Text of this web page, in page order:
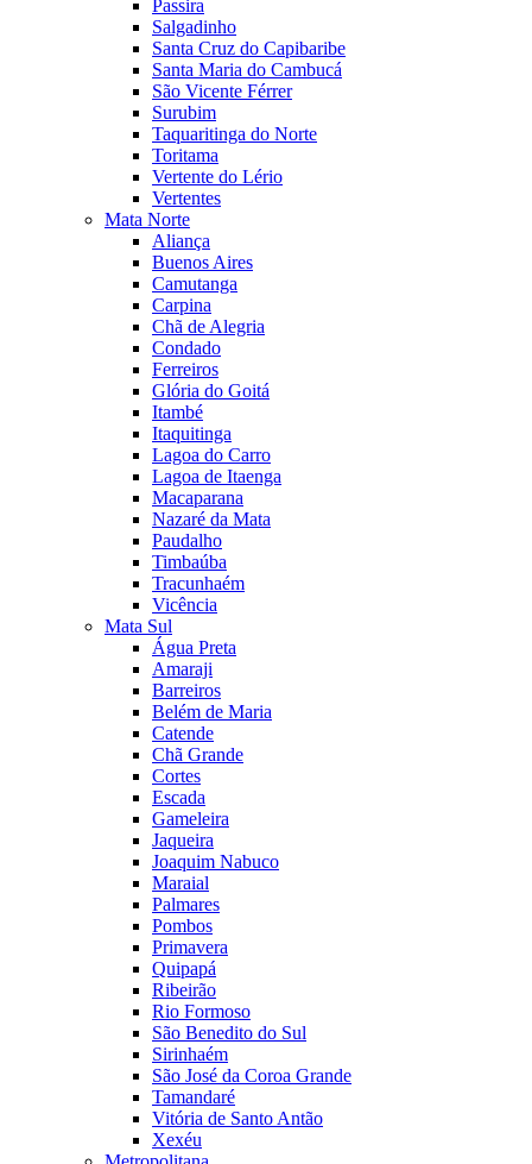
Passira
Salgadinho
Santa Cruz do Capibaribe
Santa Maria do Cambucá
São Vicente Férrer
Surubim
Taquaritinga do Norte
Toritama
Vertente do Lério
Vertentes
Mata Norte
Aliança
Buenos Aires
Camutanga
Carpina
Chã de Alegria
Condado
Ferreiros
Glória do Goitá
Itambé
Itaquitinga
Lagoa do Carro
Lagoa de Itaenga
Macaparana
Nazaré da Mata
Paudalho
Timbaúba
Tracunhaém
Vicência
Mata Sul
Água Preta
Amaraji
Barreiros
Belém de Maria
Catende
Chã Grande
Cortes
Escada
Gameleira
Jaqueira
Joaquim Nabuco
Maraial
Palmares
Pombos
Primavera
Quipapá
Ribeirão
Rio Formoso
São Benedito do Sul
Sirinhaém
São José da Coroa Grande
Tamandaré
Vitória de Santo Antão
Xexéu